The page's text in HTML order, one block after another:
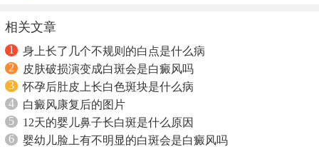
相关文章
1
身上长了几个不规则的白点是什么病
2
皮肤破损演变成白斑会是白癜风吗
3
怀孕后肚皮上长白色斑块是什么病
4
白癜风康复后的图片
5
12天的婴儿鼻子长白斑是什么原因
6
婴幼儿脸上有不明显的白斑会是白癜风吗